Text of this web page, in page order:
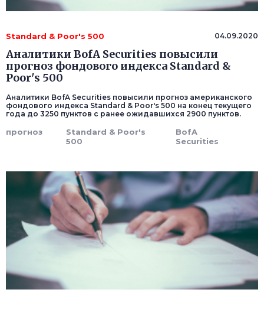
Standard & Poor's 500 04.09.2020
Аналитики BofA Securities повысили
прогноз фондового индекса Standard &
Poor's 500
Аналитики BofA Securities повысили прогноз американского
фондового индекса Standard & Poor's 500 на конец текущего
года до 3250 пунктов с ранее ожидавшихся 2900 пунктов.
прогноз
Standard & Poor's
500
BofA
Securities